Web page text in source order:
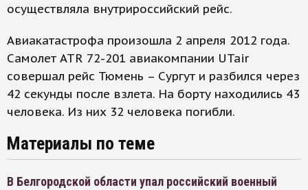
осуществляла внутрироссийский рейс.
Авиакатастрофа произошла 2 апреля 2012 года.
Самолет ATR 72-201 авиакомпании UTair
совершал рейс Тюмень – Сургут и разбился через
42 секунды после взлета. На борту находились 43
человека. Из них 32 человека погибли.
Материалы по теме
В Белгородской области упал российский военный